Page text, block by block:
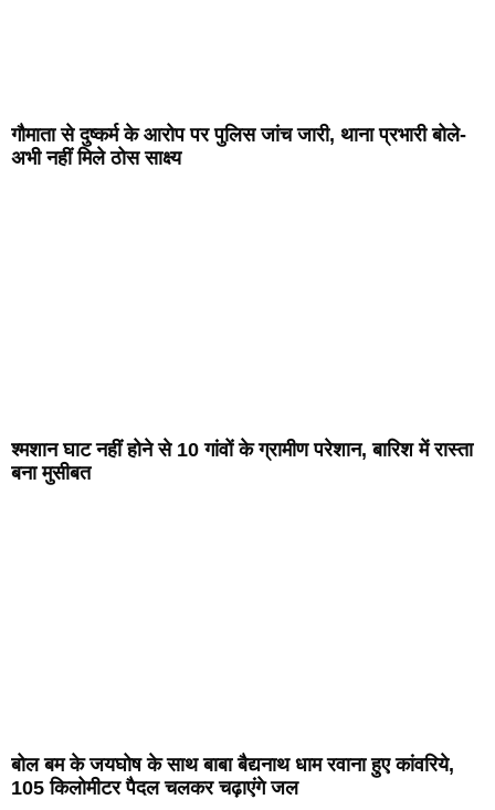
गौमाता से दुष्कर्म के आरोप पर पुलिस जांच जारी, थाना प्रभारी बोले-
अभी नहीं मिले ठोस साक्ष्य
श्मशान घाट नहीं होने से 10 गांवों के ग्रामीण परेशान, बारिश में रास्ता
बना मुसीबत
बोल बम के जयघोष के साथ बाबा बैद्यनाथ धाम रवाना हुए कांवरिये,
105 किलोमीटर पैदल चलकर चढ़ाएंगे जल